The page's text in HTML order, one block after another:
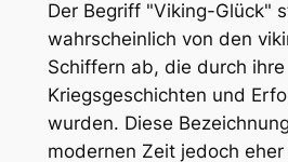
Der Begriff "Viking-Glück"
wahrscheinlich von den
Schiffern ab, die durch ihre
Kriegsgeschichten und
wurden. Diese
modernen Zeit jedoch